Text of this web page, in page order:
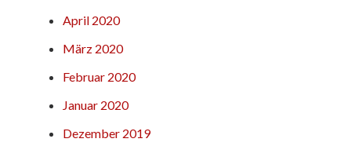
April 2020
März 2020
Februar 2020
Januar 2020
Dezember 2019